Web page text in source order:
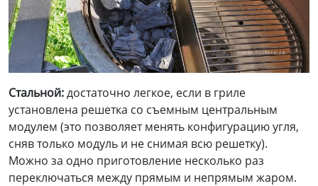
Стальной:достаточно легкое, если в гриле
установлена решетка со съемным центральным
модулем (это позволяет менять конфигурацию угля,
сняв только модуль и не снимая всю решетку).
Можно за одно приготовление несколько раз
переключаться между прямым и непрямым жаром.